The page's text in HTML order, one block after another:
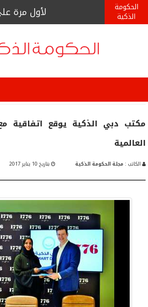
الحكومة
الذكية لأول مرة على أنستغرام..
مكتب دبي الذكية يوقع اتفاقية
العالمية
الكاتب : مجلة الحكومة الذكية بتاريخ 10 يناير 2017